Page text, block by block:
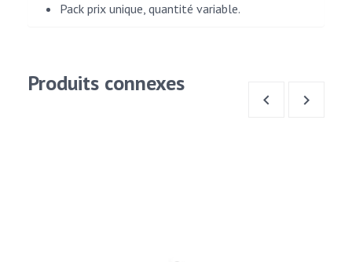
Pack prix unique, quantité variable.
Produits connexes